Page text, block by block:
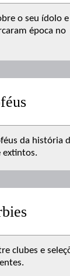
o seu ídolo e
época no
da história
extintos.
clubes e